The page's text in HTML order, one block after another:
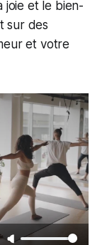
joie et le bien-
sur des
et votre